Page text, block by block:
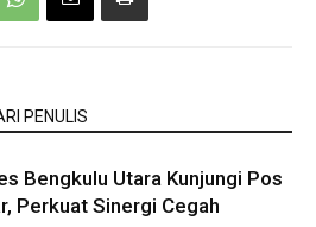
PENULIS
Bengkulu Utara Kunjungi Pos
Perkuat Sinergi Cegah